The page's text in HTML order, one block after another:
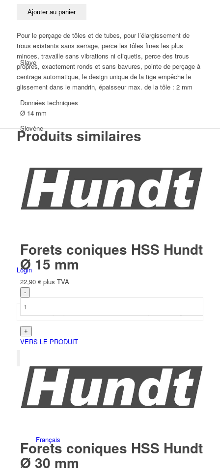
Slave
Slovène
Espagnol
Login
Français
coniques
Hundt
Ø
14
mm
Ajouter au panier
Pour le perçage de tôles et de tubes, pour l’élargissement de
trous existants sans serrage, perce les tôles fines les plus
minces, travaille sans vibrations ni cliquetis, perce des trous
propres, exactement ronds et sans bavures, pointe de perçage à
centrage automatique, le design unique de la tige empêche le
glissement dans le mandrin, épaisseur max. de la tôle : 2 mm
Données techniques
Ø 14 mm
Produits similaires
Forets coniques HSS Hundt
Ø 15 mm
22,90 € plus TVA
VERS LE PRODUIT
Forets coniques HSS Hundt
Ø 30 mm